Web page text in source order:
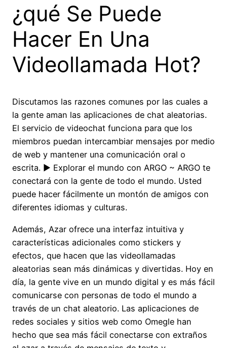
¿qué Se Puede
Hacer En Una
Videollamada Hot?
Discutamos las razones comunes por las cuales a
la gente aman las aplicaciones de chat aleatorias.
El servicio de videochat funciona para que los
miembros puedan intercambiar mensajes por medio
de web y mantener una comunicación oral o
escrita. ▶ Explorar el mundo con ARGO ~ ARGO te
conectará con la gente de todo el mundo. Usted
puede hacer fácilmente un montón de amigos con
diferentes idiomas y culturas.
Además, Azar ofrece una interfaz intuitiva y
características adicionales como stickers y
efectos, que hacen que las videollamadas
aleatorias sean más dinámicas y divertidas. Hoy en
día, la gente vive en un mundo digital y es más fácil
comunicarse con personas de todo el mundo a
través de un chat aleatorio. Las aplicaciones de
redes sociales y sitios web como Omegle han
hecho que sea más fácil conectarse con extraños